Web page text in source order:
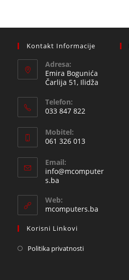
Kontakt Informacije
Adresa:
Emira Bogunića
Čarlija 51, Ilidža
Telefon:
033 847 822
in
your
application
Mobitel:
061 326 013
in
your
Email:
info@mcomputer
s.ba
your
application
Web:
mcomputers.ba
Korisni Linkovi
Politika privatnosti